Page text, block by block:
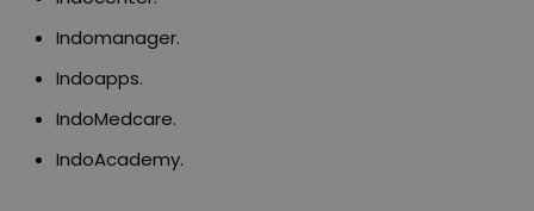
Indomanager.
Indoapps.
IndoMedcare.
IndoAcademy.